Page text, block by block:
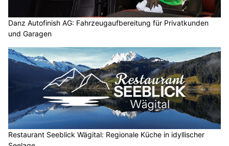
Danz Autofinish AG: Fahrzeugaufbereitung für Privatkunden
und Garagen
Restaurant Seeblick Wägital: Regionale Küche in idyllischer